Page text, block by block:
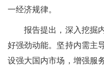
一经济规律。
报告提出，深入挖掘内
好强劲动能。坚持内需主
设强大国内市场，增强服